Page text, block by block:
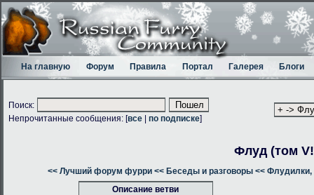
На главную Форум Правила Портал Галерея Блоги
Поиск:
Непрочитанные сообщения: [все по подписке]
Флуд (том
<< Лучший форум фурри << Беседы и разговоры << Флудилки,
Описание ветви